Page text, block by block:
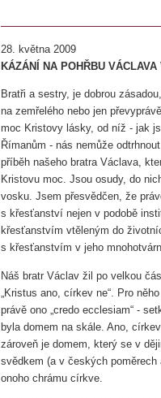
28. května 2009
KÁZÁNÍ NA POHŘBU VÁCLAVA
Bratři a sestry, je dobrou
na zemřelého nebo jen
moc Kristovy lásky, od níž - jak
Římanům - nás nemůže
příběh našeho bratra Václava,
Kristovu moc. Jsou osudy, do
vosku. Jsem přesvědčen, že
s křesťanství nejen v podobě
křesťanstvím vtěleným do
s křesťanstvím v jeho
Náš bratr Václav žil po velkou
„Kristus ano, církev ne“. Pro
právě ono „credo ecclesiam“ -
byla domem na skále. Ano,
zároveň je domem, který se v
svědkem (a v českých
onoho chrámu církve.